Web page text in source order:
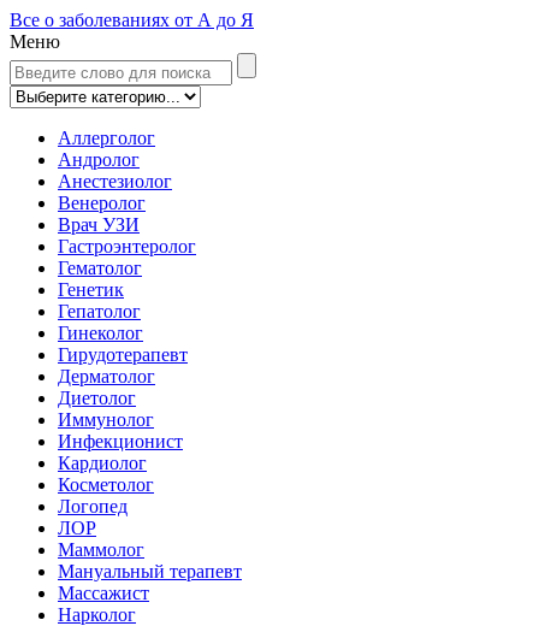
Все о заболеваниях от А до Я
Меню
Аллерголог
Андролог
Анестезиолог
Венеролог
Врач УЗИ
Гастроэнтеролог
Гематолог
Генетик
Гепатолог
Гинеколог
Гирудотерапевт
Дерматолог
Диетолог
Иммунолог
Инфекционист
Кардиолог
Косметолог
Логопед
ЛОР
Маммолог
Мануальный терапевт
Массажист
Нарколог